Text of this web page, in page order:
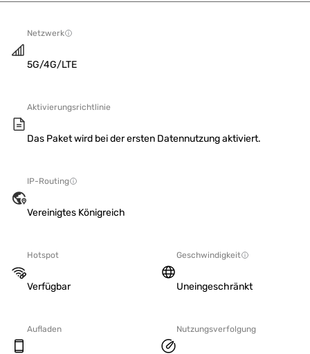
Netzwerk
5G/4G/LTE
Aktivierungsrichtlinie
Das Paket wird bei der ersten Datennutzung aktiviert.
IP-Routing
Vereinigtes Königreich
Hotspot
Verfügbar
Geschwindigkeit
Uneingeschränkt
Aufladen Nutzungsverfolgung